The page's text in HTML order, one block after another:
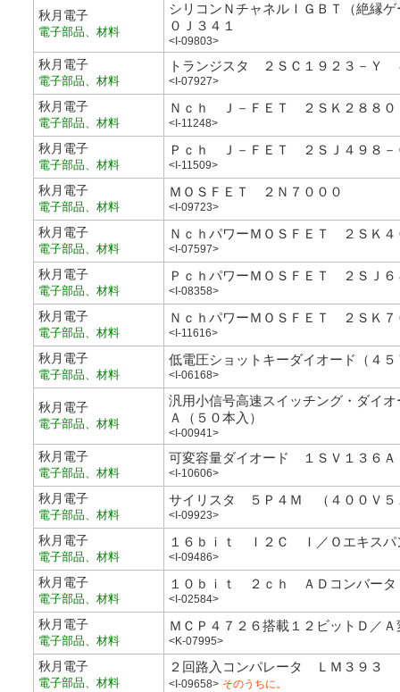
秋月電子
電子部品、材料
シリコンＮチャネルＩＧＢＴ（絶縁
０Ｊ３４１
<I-09803>
秋月電子
電子部品、材料
トランジスタ ２ＳＣ１９２３－Ｙ
<I-07927>
秋月電子
電子部品、材料
Ｎｃｈ Ｊ－ＦＥＴ ２ＳＫ２８８０
<I-11248>
秋月電子
電子部品、材料
Ｐｃｈ Ｊ－ＦＥＴ ２ＳＪ４９８－
<I-11509>
秋月電子
電子部品、材料
ＭＯＳＦＥＴ ２Ｎ７０００
<I-09723>
秋月電子
電子部品、材料
ＮｃｈパワーＭＯＳＦＥＴ ２ＳＫ
<I-07597>
秋月電子
電子部品、材料
ＰｃｈパワーＭＯＳＦＥＴ ２ＳＪ
<I-08358>
秋月電子
電子部品、材料
ＮｃｈパワーＭＯＳＦＥＴ ２ＳＫ
<I-11616>
秋月電子
電子部品、材料
低電圧ショットキーダイオード（４
<I-06168>
秋月電子
電子部品、材料
汎用小信号高速スイッチング・ダイ
Ａ（５０本入）
<I-00941>
秋月電子
電子部品、材料
可変容量ダイオード １ＳＶ１３６Ａ
<I-10606>
秋月電子
電子部品、材料
サイリスタ ５Ｐ４Ｍ （４００Ｖ５
<I-09923>
秋月電子
電子部品、材料
１６ｂｉｔ Ｉ２Ｃ Ｉ／Ｏエキス
<I-09486>
秋月電子
電子部品、材料
１０ｂｉｔ ２ｃｈ ＡＤコンバー
<I-02584>
秋月電子
電子部品、材料
ＭＣＰ４７２６搭載１２ビットＤ／
<K-07995>
秋月電子
電子部品、材料
２回路入コンパレータ ＬＭ３９３
<I-09658> そのうちに。